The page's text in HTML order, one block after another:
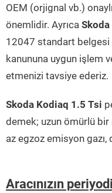
OEM (orjignal vb.)
önemlidir. Ayrıca Skoda
12047 standart
kanununa uygun işlem
etmenizi tavsiye ederiz.
Skoda Kodiaq 1.5 Tsi
demek; uzun ömürlü bir
az egzoz emisyon
Aracınızın